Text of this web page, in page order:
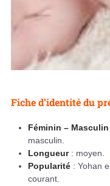
Fiche d’identité du
Féminin –
masculin.
Longueur: moyen.
Popularité : Yohan
courant.